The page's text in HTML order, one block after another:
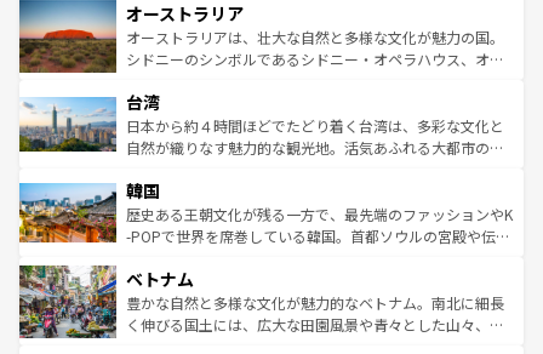
部のニューオーリンズでは、音楽と美食が融合した独特の
文化が魅力。旅行者はアメリカの各地域で異なる魅力を楽
しみながら、その多様性と豊かな歴史を感じることができ
ならではの贅沢な旅のスタイルだ。 なお、新着のアメリカ
情報はコンテンツ一覧を参照してほしい。
ワイ島は見逃せない。また、定番の観光地といえばオアフ
島だが、静かな自然を求めるならマウイ島やカウアイ島が
おすすめ。エメラルドグリーンに輝く海をはじめ、豊かな
れるおもてなしの心で訪れる人々を迎えてくれるハワイの
人々、おいしいローカルフードやハワイアンミュージッ
ク、伝統的なフラダンスなど、すべてがハワイの魅力を彩
ワイを、存分に味わってほしい。 なお、新着のハワイ情報
はコンテンツ一覧を参照してほしい。
オーストラリア
オーストラリアは、壮大な自然と多様な文化が魅力の国。
シドニーのシンボルであるシドニー・オペラハウス、オー
リアリーフや大陸中央部にそびえるウルル（エアーズロッ
ク）、タスマニアの美しい原生林やケアンズの熱帯雨林な
ど、見どころがたくさん。また、カフェやワイン、オージ
いる。アクティビティも充実しており、サーフィンやダイ
ビング、ハイキングなど、アウトドア好きにはたまらな
い。オーストラリアの多彩な魅力を存分に味わいつくそ
参照してほしい。
台湾
日本から約４時間ほどでたどり着く台湾は、多彩な文化と
自然が織りなす魅力的な観光地。活気あふれる大都市の台
ン）、静ひつな山岳地帯である台湾東部など、都市の喧騒
と山間の静けさが共存しており、訪れる人に新しい発見と
驚きをもたらしてくれる。また、奥深い台湾の食文化も魅
容にもいいと評判のスイーツなど、バラエティ豊かな料理
が味わえる。 なお、新着の台湾情報は コンテンツ一覧を参
照してほしい。
韓国
歴史ある王朝文化が残る一方で、最先端のファッションやK
-POPで世界を席巻している韓国。首都ソウルの宮殿や伝統
き、地方に足を延ばせば四季折々の自然美を楽しむことが
できる。そして、キムチや焼肉、絶品のストリートフード
まで、さまざまな韓国料理が待っている。夜には、韓国な
ベトナム
豊かな自然と多様な文化が魅力的なベトナム。南北に細長
く伸びる国土には、広大な田園風景や青々とした山々、世